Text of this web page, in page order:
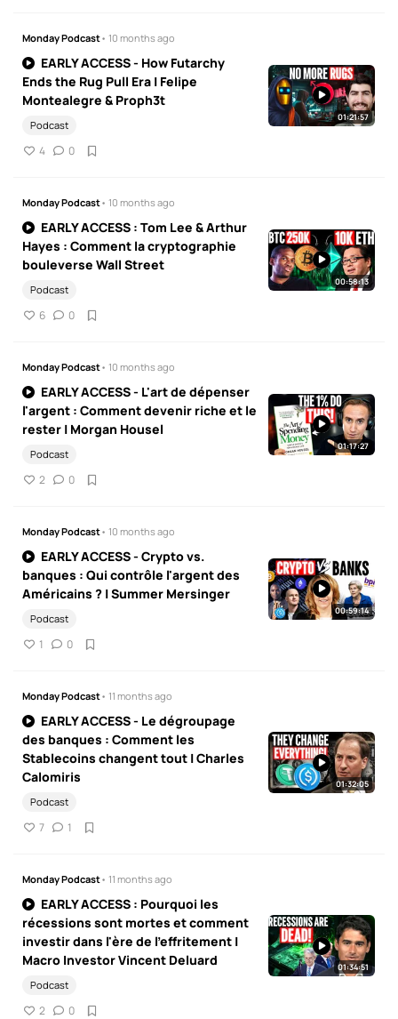
Monday Podcast• 10 months ago
EARLY ACCESS - How Futarchy
Ends the Rug Pull Era | Felipe
Montealegre & Proph3t
Podcast
4 0
01:21:57
Monday Podcast• 10 months ago
EARLY ACCESS : Tom Lee & Arthur
Hayes : Comment la cryptographie
bouleverse Wall Street
Podcast
6 0
00:58:13
Monday Podcast• 10 months ago
EARLY ACCESS - L'art de dépenser
l'argent : Comment devenir riche et le
rester | Morgan Housel
Podcast
2 0
01:17:27
Monday Podcast• 10 months ago
EARLY ACCESS - Crypto vs.
banques : Qui contrôle l'argent des
Américains ? | Summer Mersinger
Podcast
1 0
00:59:14
Monday Podcast• 11 months ago
EARLY ACCESS - Le dégroupage
des banques : Comment les
Stablecoins changent tout | Charles
Calomiris
Podcast
7 1
01:32:05
Monday Podcast• 11 months ago
EARLY ACCESS : Pourquoi les
récessions sont mortes et comment
investir dans l'ère de l'effritement |
Macro Investor Vincent Deluard
Podcast
2 0
01:34:51